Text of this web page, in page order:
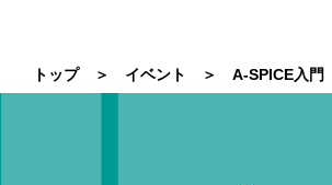
トップ イベント A-SPICE入門